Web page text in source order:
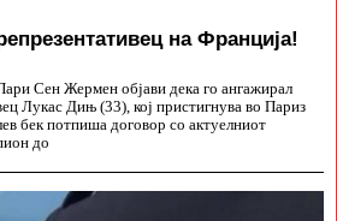
на Франција!
Сен Жермен објави дека го ангажирал
Лукас Дињ (33), кој пристигнува во Париз
бек потпиша договор со актуелниот
до